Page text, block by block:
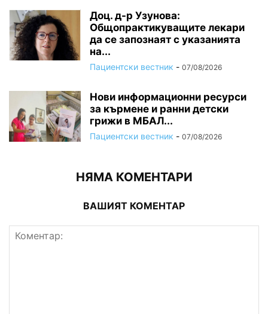
Доц. д-р Узунова:
Общопрактикуващите лекари
да се запознаят с указанията
на...
Пациентски вестник - 07/08/2026
Нови информационни ресурси
за кърмене и ранни детски
грижи в МБАЛ...
Пациентски вестник - 07/08/2026
НЯМА КОМЕНТАРИ
ВАШИЯТ КОМЕНТАР